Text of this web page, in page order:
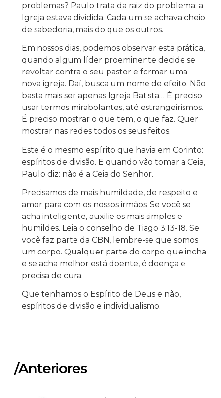
problemas? Paulo trata da raiz do problema: a
Igreja estava dividida. Cada um se achava cheio
de sabedoria, mais do que os outros.
Em nossos dias, podemos observar esta prática,
quando algum líder proeminente decide se
revoltar contra o seu pastor e formar uma
nova igreja. Daí, busca um nome de efeito. Não
basta mais ser apenas Igreja Batista… É preciso
usar termos mirabolantes, até estrangeirismos.
É preciso mostrar o que tem, o que faz. Quer
mostrar nas redes todos os seus feitos.
Este é o mesmo espírito que havia em Corinto:
espíritos de divisão. E quando vão tomar a Ceia,
Paulo diz: não é a Ceia do Senhor.
Precisamos de mais humildade, de respeito e
amor para com os nossos irmãos. Se você se
acha inteligente, auxilie os mais simples e
humildes. Leia o conselho de Tiago 3:13-18. Se
você faz parte da CBN, lembre-se que somos
um corpo. Qualquer parte do corpo que incha
e se acha melhor está doente, é doença e
precisa de cura.
Que tenhamos o Espírito de Deus e não,
espíritos de divisão e individualismo.
/Anteriores